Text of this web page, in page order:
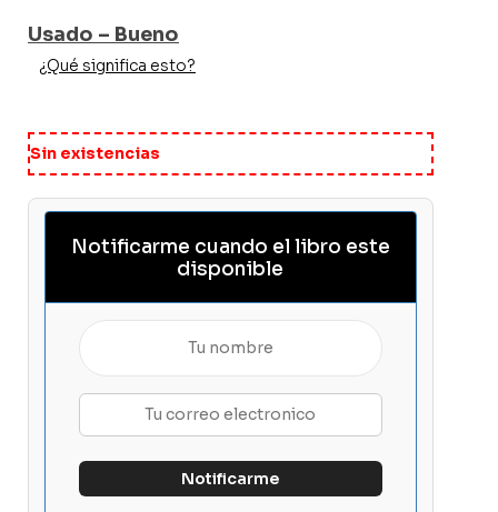
Usado – Bueno
¿Qué significa esto?
Sin existencias
Notificarme cuando el libro este
disponible